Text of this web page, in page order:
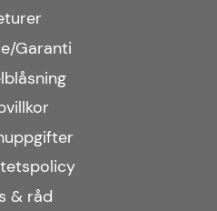
Garanti
& råd